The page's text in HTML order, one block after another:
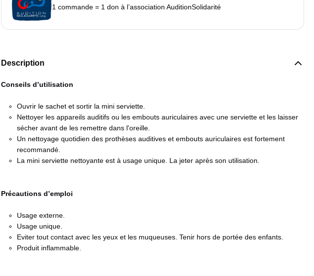
1 commande = 1 don à l’association AuditionSolidarité
Description
Conseils d’utilisation
Ouvrir le sachet et sortir la mini serviette.
Nettoyer les appareils auditifs ou les embouts auriculaires avec une serviette et les laisser
sécher avant de les remettre dans l'oreille.
Un nettoyage quotidien des prothèses auditives et embouts auriculaires est fortement
recommandé.
La mini serviette nettoyante est à usage unique. La jeter après son utilisation.
Précautions d’emploi
Usage externe.
Usage unique.
Eviter tout contact avec les yeux et les muqueuses. Tenir hors de portée des enfants.
Produit inflammable.